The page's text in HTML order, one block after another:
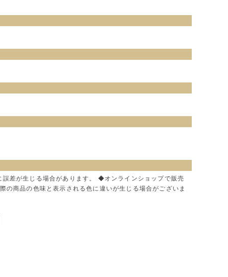
差が生じる場合があります。 ◆オンラインショップで販売
商品の色味と表示される色に違いが生じる場合がございま